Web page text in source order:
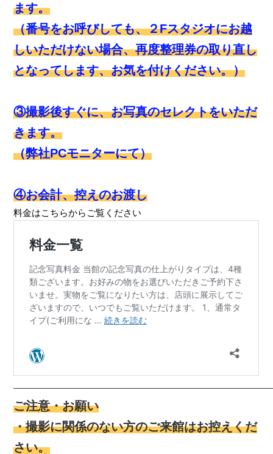
ます。
（番号をお呼びしても、２Fスタジオにお越
しいただけない場合、再度整理券の取り直し
となってします、お気を付けください。）
③撮影後すぐに、お写真のセレクトをいただ
きます。
（弊社PCモニターにて）
④お会計、控えのお渡し
料金はこちらからご覧ください
ご注意・お願い
・撮影に関係のない方のご来館はお控えくだ
さい。